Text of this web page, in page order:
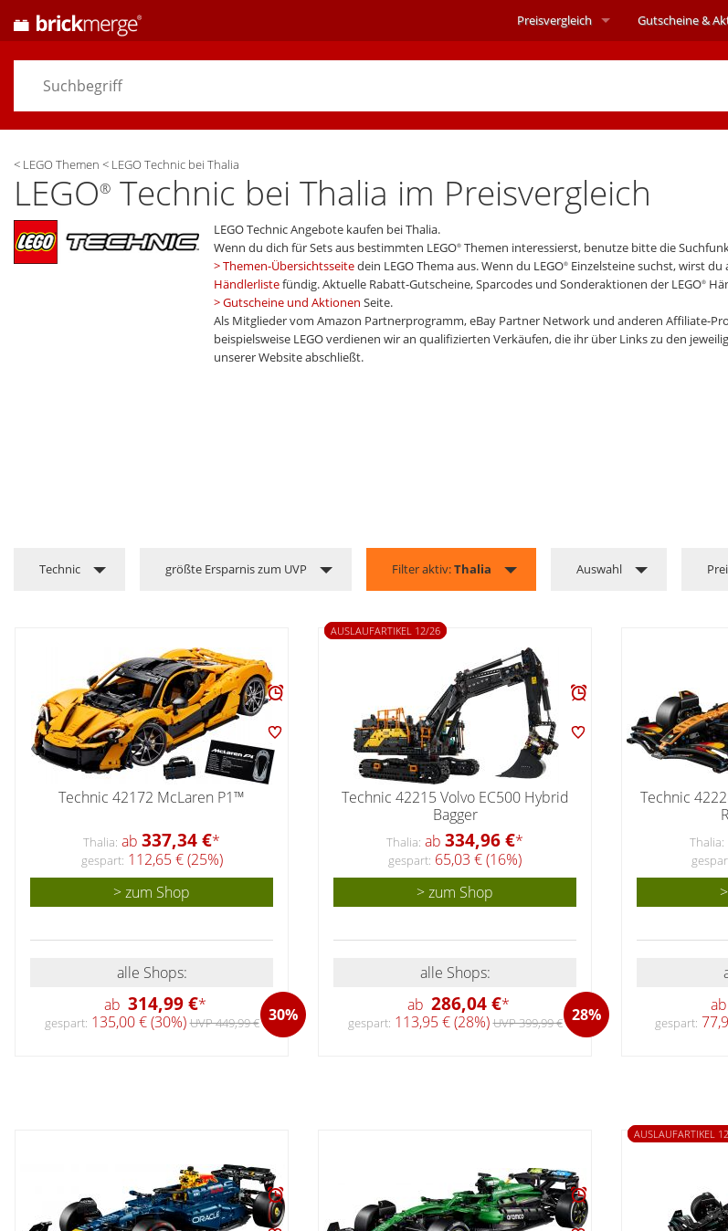
< LEGO Themen < LEGO Technic bei Thalia
LEGO® Technic bei Thalia im Preisvergleich
LEGO Technic Angebote kaufen bei Thalia.
Wenn du dich für Sets aus bestimmten LEGO® Themen interessierst, benutze bitte die
Themen-Übersichtsseitedein LEGO Thema aus. Wenn du LEGO® Einzelsteine suchst, wirst du
Händlerlistefündig. Aktuelle Rabatt-Gutscheine, Sparcodes und Sonderaktionen der LEGO®
Gutscheine und Aktionen Seite.
Als Mitglieder vom Amazon Partnerprogramm, eBay Partner Network und anderen Affiliate-
beispielsweise LEGO verdienen wir an qualifizierten Verkäufen, die ihr über Links zu den
unserer Website abschließt.
Technic größte Ersparnis zum UVP Filter aktiv:Thalia Auswahl
Technic 42172 McLaren P1™
Thalia: ab 337,34 €*
gespart: 112,65 € (25%)
> zum Shop
alle Shops:
ab 314,99 €* 30%
gespart: 135,00 € (30%)UVP 449,99 €
AUSLAUFARTIKEL 12/26
Technic 42215 Volvo EC500 Hybrid
Bagger
Thalia: ab 334,96 €*
gespart: 65,03 € (16%)
> zum Shop
alle Shops:
ab 286,04 €* 28%
gespart: 113,95 € (28%)UVP 399,99 €
Technic
Thalia:
ab
gespart:
AUSLAUFARTIKEL
Preisvergleich Gutscheine &